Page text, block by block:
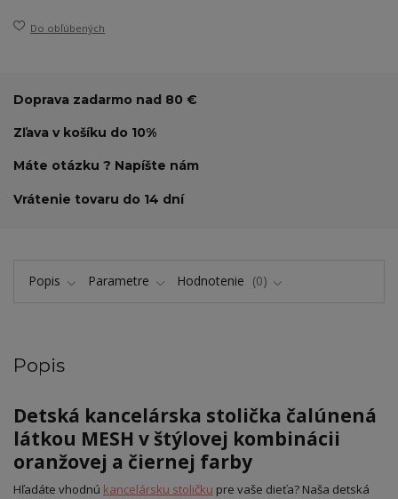
Do obľúbených
Doprava zadarmo nad 80 €
Zľava v košíku do 10%
Máte otázku ? Napíšte nám
Vrátenie tovaru do 14 dní
Popis Parametre Hodnotenie 0
Popis
Detská kancelárska stolička čalúnená
látkou MESH v štýlovej kombinácii
oranžovej a čiernej farby
Hľadáte vhodnú kancelársku stoličku pre vaše dieťa? Naša detská